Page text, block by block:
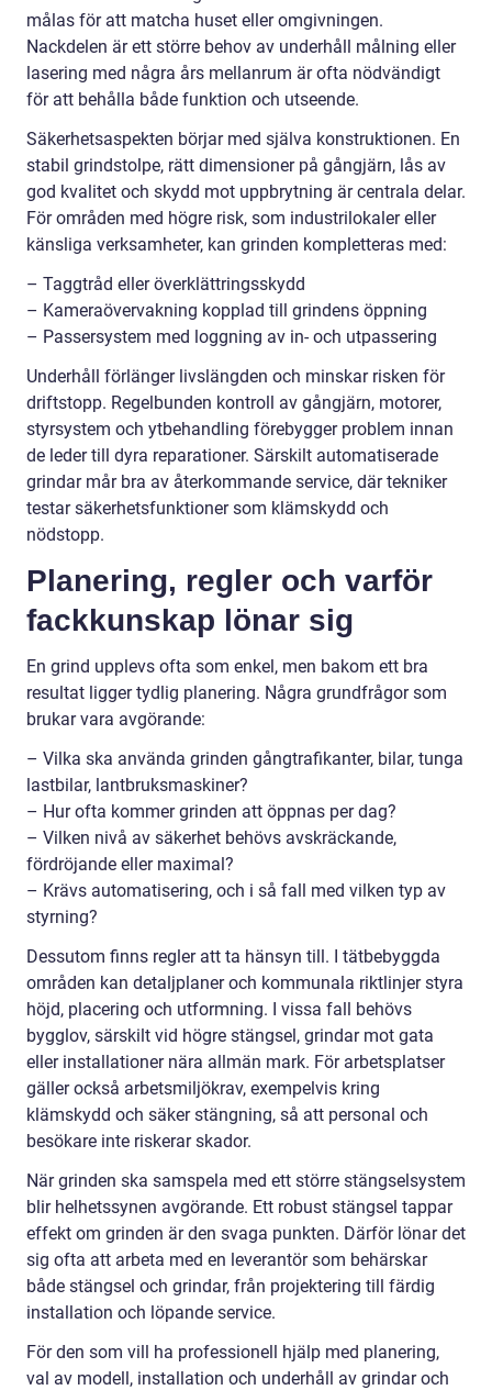
målas för att matcha huset eller omgivningen.
Nackdelen är ett större behov av underhåll målning eller
lasering med några års mellanrum är ofta nödvändigt
för att behålla både funktion och utseende.
Säkerhetsaspekten börjar med själva konstruktionen. En
stabil grindstolpe, rätt dimensioner på gångjärn, lås av
god kvalitet och skydd mot uppbrytning är centrala delar.
För områden med högre risk, som industrilokaler eller
känsliga verksamheter, kan grinden kompletteras med:
– Taggtråd eller överklättringsskydd
– Kameraövervakning kopplad till grindens öppning
– Passersystem med loggning av in- och utpassering
Underhåll förlänger livslängden och minskar risken för
driftstopp. Regelbunden kontroll av gångjärn, motorer,
styrsystem och ytbehandling förebygger problem innan
de leder till dyra reparationer. Särskilt automatiserade
grindar mår bra av återkommande service, där tekniker
testar säkerhetsfunktioner som klämskydd och
nödstopp.
Planering, regler och varför
fackkunskap lönar sig
En grind upplevs ofta som enkel, men bakom ett bra
resultat ligger tydlig planering. Några grundfrågor som
brukar vara avgörande:
– Vilka ska använda grinden gångtrafikanter, bilar, tunga
lastbilar, lantbruksmaskiner?
– Hur ofta kommer grinden att öppnas per dag?
– Vilken nivå av säkerhet behövs avskräckande,
fördröjande eller maximal?
– Krävs automatisering, och i så fall med vilken typ av
styrning?
Dessutom finns regler att ta hänsyn till. I tätbebyggda
områden kan detaljplaner och kommunala riktlinjer styra
höjd, placering och utformning. I vissa fall behövs
bygglov, särskilt vid högre stängsel, grindar mot gata
eller installationer nära allmän mark. För arbetsplatser
gäller också arbetsmiljökrav, exempelvis kring
klämskydd och säker stängning, så att personal och
besökare inte riskerar skador.
När grinden ska samspela med ett större stängselsystem
blir helhetssynen avgörande. Ett robust stängsel tappar
effekt om grinden är den svaga punkten. Därför lönar det
sig ofta att arbeta med en leverantör som behärskar
både stängsel och grindar, från projektering till färdig
installation och löpande service.
För den som vill ha professionell hjälp med planering,
val av modell, installation och underhåll av grindar och